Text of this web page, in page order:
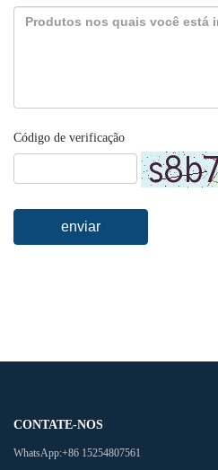
Código de verificação
enviar
CONTATE-NOS
WhatsApp:+86 15254807561